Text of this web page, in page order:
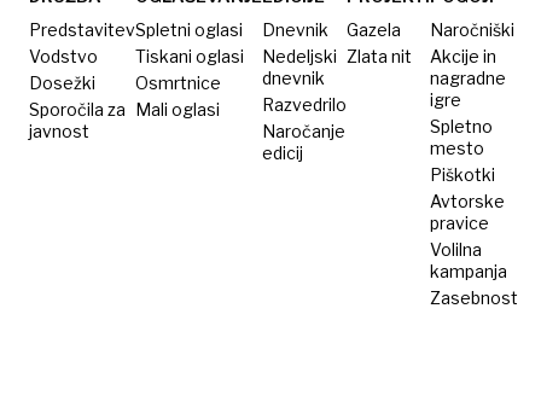
Predstavitev
Vodstvo
Dosežki
Sporočila za
javnost
Spletni oglasi
Tiskani oglasi
Osmrtnice
Mali oglasi
Dnevnik
Nedeljski
dnevnik
Razvedrilo
Naročanje
edicij
Gazela
Zlata nit
Naročniški
Akcije in
nagradne
igre
Spletno
mesto
Piškotki
Avtorske
pravice
Volilna
kampanja
Zasebnost